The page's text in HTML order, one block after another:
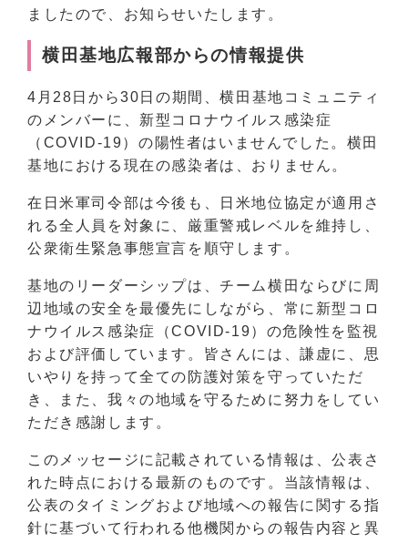
ましたので、お知らせいたします。
横田基地広報部からの情報提供
4月28日から30日の期間、横田基地コミュニティ
のメンバーに、新型コロナウイルス感染症
（COVID-19）の陽性者はいませんでした。横田
基地における現在の感染者は、おりません。
在日米軍司令部は今後も、日米地位協定が適用さ
れる全人員を対象に、厳重警戒レベルを維持し、
公衆衛生緊急事態宣言を順守します。
基地のリーダーシップは、チーム横田ならびに周
辺地域の安全を最優先にしながら、常に新型コロ
ナウイルス感染症（COVID-19）の危険性を監視
および評価しています。皆さんには、謙虚に、思
いやりを持って全ての防護対策を守っていただ
き、また、我々の地域を守るために努力をしてい
ただき感謝します。
このメッセージに記載されている情報は、公表さ
れた時点における最新のものです。当該情報は、
公表のタイミングおよび地域への報告に関する指
針に基づいて行われる他機関からの報告内容と異